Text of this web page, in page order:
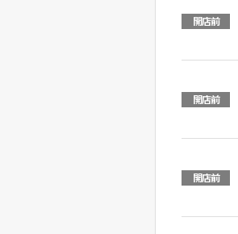
開店前
開店前
開店前